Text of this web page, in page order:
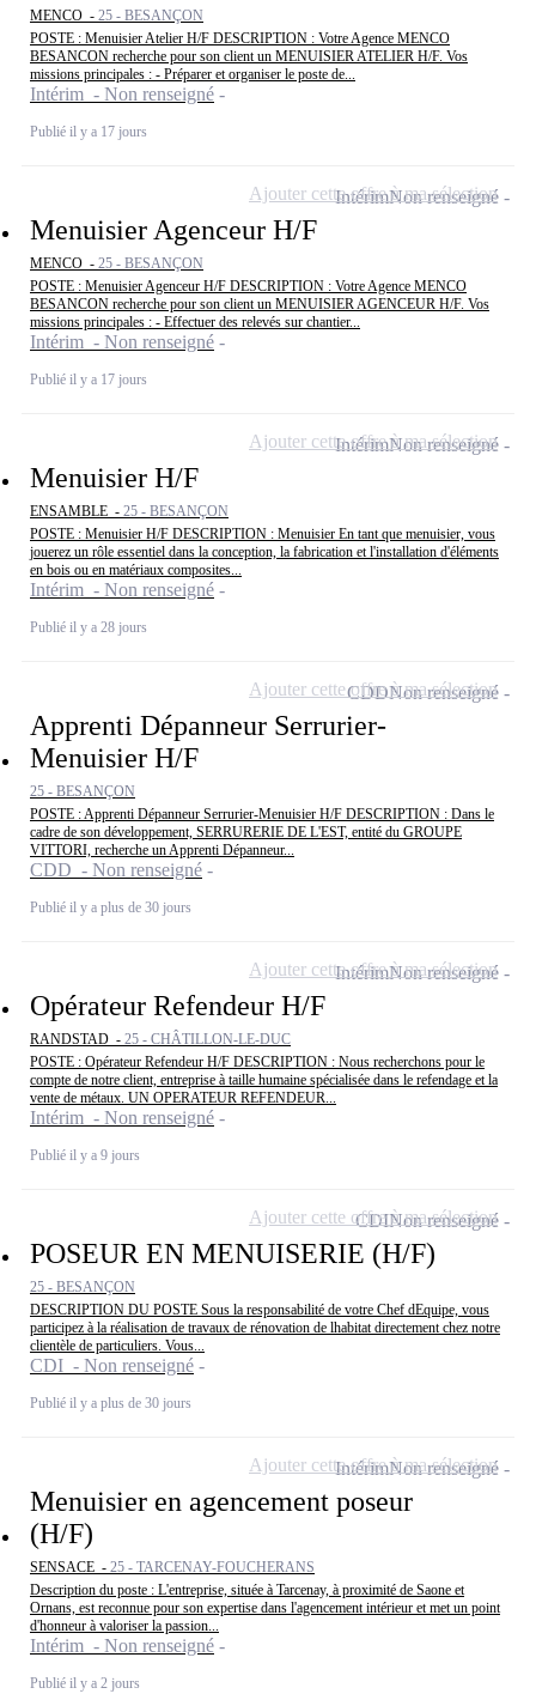
MENCO - 25 - BESANÇON
POSTE : Menuisier Atelier H/F DESCRIPTION : Votre Agence MENCO
BESANCON recherche pour son client un MENUISIER ATELIER H/F. Vos
missions principales : - Préparer et organiser le poste de...
Intérim - Non renseigné
Publié il y a 17 jours
Menuisier Agenceur H/F
MENCO - 25 - BESANÇON
POSTE : Menuisier Agenceur H/F DESCRIPTION : Votre Agence MENCO
BESANCON recherche pour son client un MENUISIER AGENCEUR H/F. Vos
missions principales : - Effectuer des relevés sur chantier...
Intérim - Non renseigné
Publié il y a 17 jours
IntérimNon renseigné
Ajouter cette offre à ma sélection
Menuisier H/F
ENSAMBLE - 25 - BESANÇON
POSTE : Menuisier H/F DESCRIPTION : Menuisier En tant que menuisier, vous
jouerez un rôle essentiel dans la conception, la fabrication et l'installation d'éléments
en bois ou en matériaux composites...
Intérim - Non renseigné
Publié il y a 28 jours
IntérimNon renseigné
Ajouter cette offre à ma sélection
Apprenti Dépanneur Serrurier-
Menuisier H/F
25 - BESANÇON
POSTE : Apprenti Dépanneur Serrurier-Menuisier H/F DESCRIPTION : Dans le
cadre de son développement, SERRURERIE DE L'EST, entité du GROUPE
VITTORI, recherche un Apprenti Dépanneur...
CDD - Non renseigné
Publié il y a plus de 30 jours
CDDNon renseigné
Ajouter cette offre à ma sélection
Opérateur Refendeur H/F
RANDSTAD - 25 - CHÂTILLON-LE-DUC
POSTE : Opérateur Refendeur H/F DESCRIPTION : Nous recherchons pour le
compte de notre client, entreprise à taille humaine spécialisée dans le refendage et la
vente de métaux. UN OPERATEUR REFENDEUR...
Intérim - Non renseigné
Publié il y a 9 jours
IntérimNon renseigné
Ajouter cette offre à ma sélection
POSEUR EN MENUISERIE (H/F)
25 - BESANÇON
DESCRIPTION DU POSTE Sous la responsabilité de votre Chef dEquipe, vous
participez à la réalisation de travaux de rénovation de lhabitat directement chez notre
clientèle de particuliers. Vous...
CDI - Non renseigné
Publié il y a plus de 30 jours
CDINon renseigné
Ajouter cette offre à ma sélection
Menuisier en agencement poseur
(H/F)
SENSACE - 25 - TARCENAY-FOUCHERANS
Description du poste : L'entreprise, située à Tarcenay, à proximité de Saone et
Ornans, est reconnue pour son expertise dans l'agencement intérieur et met un point
d'honneur à valoriser la passion...
Intérim - Non renseigné
Publié il y a 2 jours
IntérimNon renseigné
Ajouter cette offre à ma sélection